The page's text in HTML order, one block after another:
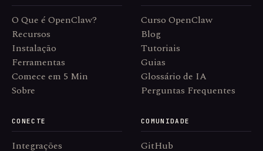
O Que é OpenClaw?
Recursos
Instalação
Ferramentas
Comece em 5 Min
Sobre
Curso OpenClaw
Blog
Tutoriais
Guias
Glossário de IA
Perguntas Frequentes
CONECTE
Integrações
COMUNIDADE
GitHub